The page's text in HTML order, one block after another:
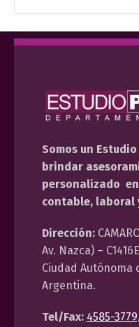
Somos un
brindar
personalizado
contable, laboral
Dirección:
Av. Nazca) –
Ciudad Autónoma
Argentina.
Tel/Fax: 4585-3779